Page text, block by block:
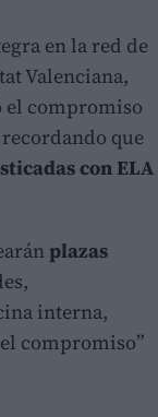
en la red de
Valenciana,
el compromiso
que
con ELA
plazas
interna,
compromiso”